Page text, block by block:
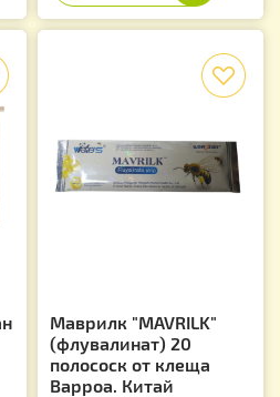
Маврилк "MAVRILK"
(флувалинат) 20
полоcоск от клеща
Варроа. Китай